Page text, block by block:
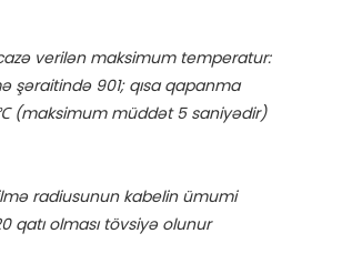
verilən maksimum temperatur:
şəraitində 901; qısa qapanma
zamanı 250 ℃ (maksimum müddət 5 saniyədir)
radiusunun kabelin ümumi
diametrinin 20 qatı olması tövsiyə olunur